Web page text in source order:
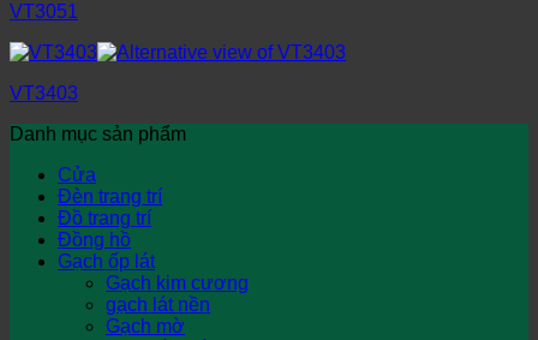
VT3051
VT3403
Danh mục sản phẩm
Cửa
Đèn trang trí
Đồ trang trí
Đồng hồ
Gạch ốp lát
Gạch kim cương
gạch lát nền
Gạch mờ